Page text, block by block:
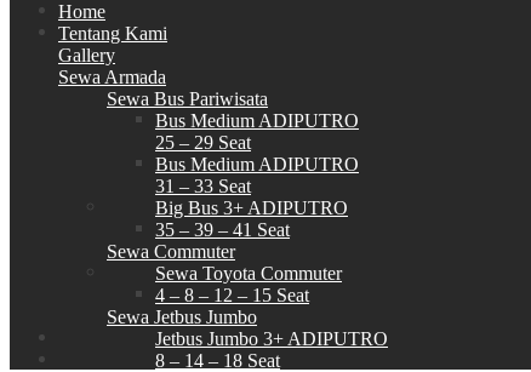
Home
Tentang Kami
Gallery
Sewa Armada
Sewa Bus Pariwisata
Bus Medium ADIPUTRO
25 – 29 Seat
Bus Medium ADIPUTRO
31 – 33 Seat
Big Bus 3+ ADIPUTRO
35 – 39 – 41 Seat
Sewa Commuter
Sewa Toyota Commuter
4 – 8 – 12 – 15 Seat
Sewa Jetbus Jumbo
Jetbus Jumbo 3+ ADIPUTRO
8 – 14 – 18 Seat